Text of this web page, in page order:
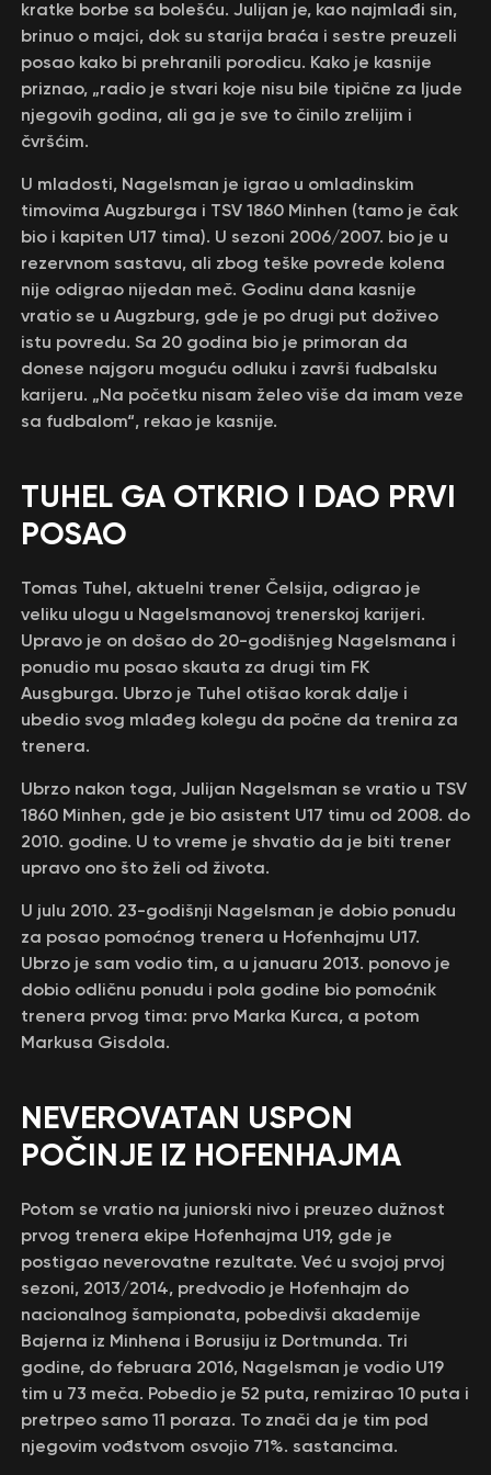
kratke borbe sa bolešću. Julijan je, kao najmlađi sin,
brinuo o majci, dok su starija braća i sestre preuzeli
posao kako bi prehranili porodicu. Kako je kasnije
priznao, „radio je stvari koje nisu bile tipične za ljude
njegovih godina, ali ga je sve to činilo zrelijim i
čvršćim.
U mladosti, Nagelsman je igrao u omladinskim
timovima Augzburga i TSV 1860 Minhen (tamo je čak
bio i kapiten U17 tima). U sezoni 2006/2007. bio je u
rezervnom sastavu, ali zbog teške povrede kolena
nije odigrao nijedan meč. Godinu dana kasnije
vratio se u Augzburg, gde je po drugi put doživeo
istu povredu. Sa 20 godina bio je primoran da
donese najgoru moguću odluku i završi fudbalsku
karijeru. „Na početku nisam želeo više da imam veze
sa fudbalom“, rekao je kasnije.
TUHEL GA OTKRIO I DAO PRVI
POSAO
Tomas Tuhel, aktuelni trener Čelsija, odigrao je
veliku ulogu u Nagelsmanovoj trenerskoj karijeri.
Upravo je on došao do 20-godišnjeg Nagelsmana i
ponudio mu posao skauta za drugi tim FK
Ausgburga. Ubrzo je Tuhel otišao korak dalje i
ubedio svog mlađeg kolegu da počne da trenira za
trenera.
Ubrzo nakon toga, Julijan Nagelsman se vratio u TSV
1860 Minhen, gde je bio asistent U17 timu od 2008. do
2010. godine. U to vreme je shvatio da je biti trener
upravo ono što želi od života.
U julu 2010. 23-godišnji Nagelsman je dobio ponudu
za posao pomoćnog trenera u Hofenhajmu U17.
Ubrzo je sam vodio tim, a u januaru 2013. ponovo je
dobio odličnu ponudu i pola godine bio pomoćnik
trenera prvog tima: prvo Marka Kurca, a potom
Markusa Gisdola.
NEVEROVATAN USPON
POČINJE IZ HOFENHAJMA
Potom se vratio na juniorski nivo i preuzeo dužnost
prvog trenera ekipe Hofenhajma U19, gde je
postigao neverovatne rezultate. Već u svojoj prvoj
sezoni, 2013/2014, predvodio je Hofenhajm do
nacionalnog šampionata, pobedivši akademije
Bajerna iz Minhena i Borusiju iz Dortmunda. Tri
godine, do februara 2016, Nagelsman je vodio U19
tim u 73 meča. Pobedio je 52 puta, remizirao 10 puta i
pretrpeo samo 11 poraza. To znači da je tim pod
njegovim vođstvom osvojio 71%. sastancima.